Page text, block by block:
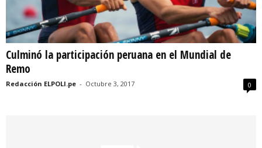
Culminó la participación peruana en el Mundial de
Remo
Redacción ELPOLI.pe - Octubre 3, 2017 0